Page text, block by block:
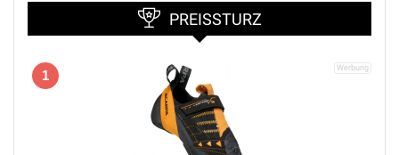
PREISSTURZ
1